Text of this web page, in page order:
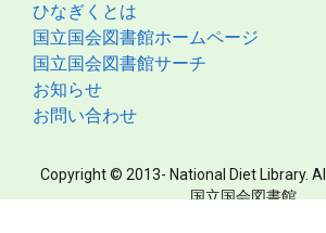
ひなぎくとは
国立国会図書館ホームページ
国立国会図書館サーチ
お知らせ
お問い合わせ
Copyright © 2013- National Diet Library.